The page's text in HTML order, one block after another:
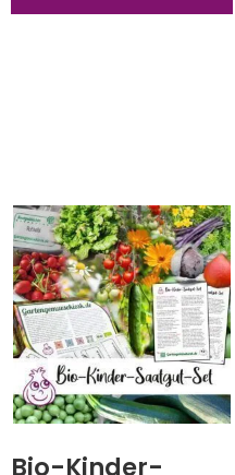
Bio-Kinder-